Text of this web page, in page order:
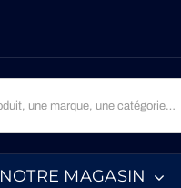
NOTRE MAGASIN